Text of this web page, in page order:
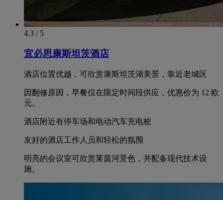
4.3 / 5
宜必思康斯坦茨酒店
酒店位置优越，可欣赏康斯坦茨湖美景，靠近老城区
因翻修原因，早餐仅在限定时间段供应，优惠价为 12 欧
元。
酒店附近有停车场和电动汽车充电桩
友好的酒店工作人员和轻松的氛围
明亮的会议室可欣赏莱茵河景色，并配备现代技术设
施。